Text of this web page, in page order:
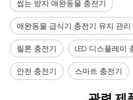
씹는 방지 애완동물 충전기
애완동물 급식기 충전기 유지 관리
릴론 충전기 LED 디스플레이
안전 충전기 스마트 충전기